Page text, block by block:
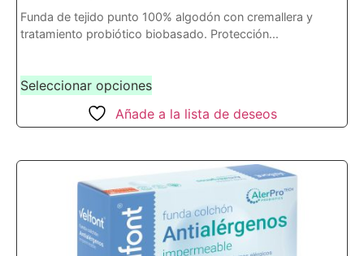
Funda de tejido punto 100% algodón con cremallera y
tratamiento probiótico biobasado. Protección...
Seleccionar opciones
Añade a la lista de deseos